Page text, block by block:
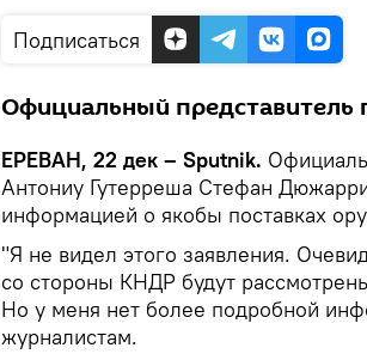
Подписаться
Официальный представитель
ЕРЕВАН, 22 дек – Sputnik.
Антониу Гутерреша Стефан
информацией о якобы поставках
"Я не видел этого заявления.
со стороны КНДР будут
Но у меня нет более подробной
журналистам.